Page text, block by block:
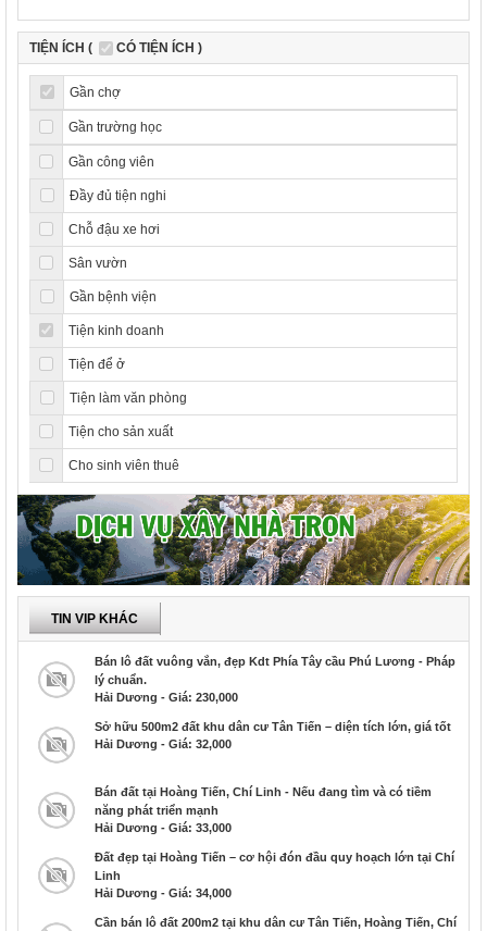
TIỆN ÍCH ( CÓ TIỆN ÍCH )
Gần chợ
Gần trường học
Gần công viên
Đầy đủ tiện nghi
Chỗ đậu xe hơi
Sân vườn
Gần bệnh viện
Tiện kinh doanh
Tiện để ở
Tiện làm văn phòng
Tiện cho sản xuất
Cho sinh viên thuê
TIN VIP KHÁC
Bán lô đất vuông vắn, đẹp Kdt Phía Tây cầu Phú Lương - Pháp
lý chuẩn.
Hải Dương - Giá: 230,000
Sở hữu 500m2 đất khu dân cư Tân Tiến – diện tích lớn, giá tốt
Hải Dương - Giá: 32,000
Bán đất tại Hoàng Tiến, Chí Linh - Nếu đang tìm và có tiềm
năng phát triển mạnh
Hải Dương - Giá: 33,000
Đất đẹp tại Hoàng Tiến – cơ hội đón đầu quy hoạch lớn tại Chí
Linh
Hải Dương - Giá: 34,000
Cần bán lô đất 200m2 tại khu dân cư Tân Tiến, Hoàng Tiến, Chí